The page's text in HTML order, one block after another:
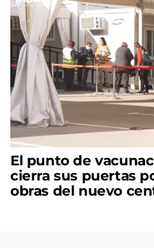
El punto de
cierra sus puertas
obras del nuevo